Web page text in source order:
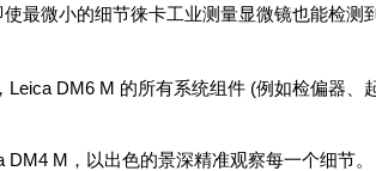
最微小的细节徕卡工业测量显微镜也能检测
DM6 M 的所有系统组件 (例如检偏器、
M，以出色的景深精准观察每一个细节。